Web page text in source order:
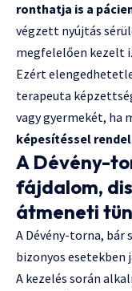
ronthatja is a
végzett nyújtás
megfelelően kezelt
Ezért
terapeuta
vagy gyermekét, ha
képesítéssel
A Dévény-
fájdalom,
átmeneti
A Dévény-torna, bár
bizonyos
A kezelés során